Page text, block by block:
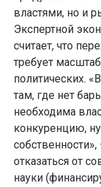
властями, но и
Экспертной
считает, что
требует
политических.
там, где нет
необходима
конкуренцию,
отказаться от
науки